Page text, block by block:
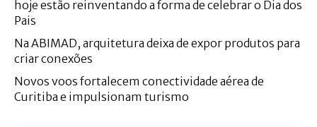
hoje estão reinventando a forma de celebrar o Dia dos
Pais
Na ABIMAD, arquitetura deixa de expor produtos para
criar conexões
Novos voos fortalecem conectividade aérea de
Curitiba e impulsionam turismo